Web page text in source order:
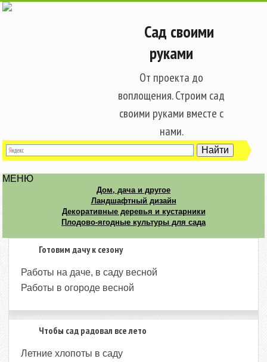
Сад своими
руками
От проекта до
воплощения. Строим сад
своими руками вместе с
нами.
МЕНЮ
Дом, дача и другое
Ландшафтный дизайн
Декоративные деревья и кустарники
Плодово-ягодные культуры для сада
Готовим дачу к сезону
Работы на даче, в саду весной
Работы в огороде весной
Чтобы сад радовал все лето
Летние хлопоты в саду